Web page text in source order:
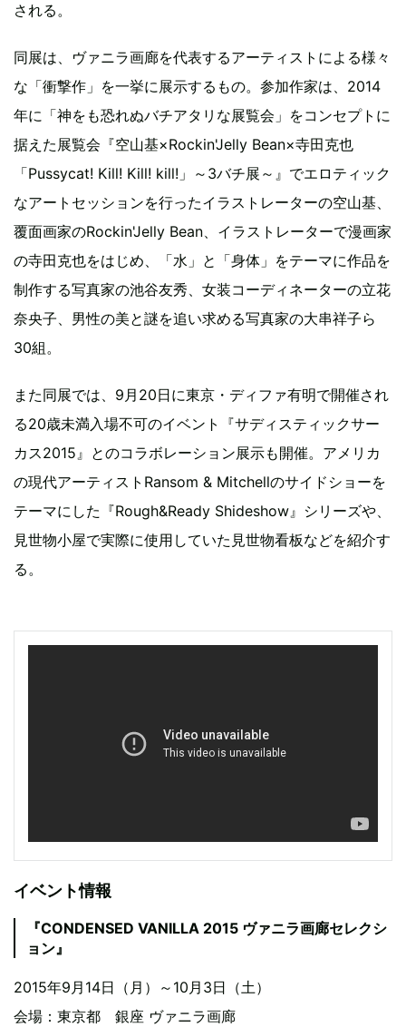
される。
同展は、ヴァニラ画廊を代表するアーティストによる様々
な「衝撃作」を一挙に展示するもの。参加作家は、2014
年に「神をも恐れぬバチアタリな展覧会」をコンセプトに
据えた展覧会『空山基×Rockin'Jelly Bean×寺田克也
「Pussycat! Kill! Kill! kill!」～3バチ展～』でエロティック
なアートセッションを行ったイラストレーターの空山基、
覆面画家のRockin'Jelly Bean、イラストレーターで漫画家
の寺田克也をはじめ、「水」と「身体」をテーマに作品を
制作する写真家の池谷友秀、女装コーディネーターの立花
奈央子、男性の美と謎を追い求める写真家の大串祥子ら
30組。
また同展では、9月20日に東京・ディファ有明で開催され
る20歳未満入場不可のイベント『サディスティックサー
カス2015』とのコラボレーション展示も開催。アメリカ
の現代アーティストRansom & Mitchellのサイドショーを
テーマにした『Rough&Ready Shideshow』シリーズや、
見世物小屋で実際に使用していた見世物看板などを紹介す
る。
イベント情報
『CONDENSED VANILLA 2015 ヴァニラ画廊セレクシ
ョン』
2015年9月14日（月）～10月3日（土）
会場：東京都 銀座 ヴァニラ画廊